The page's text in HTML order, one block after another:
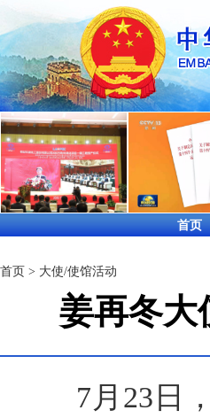
首页
首页 > 大使/使馆活动
姜再冬大
7月23日